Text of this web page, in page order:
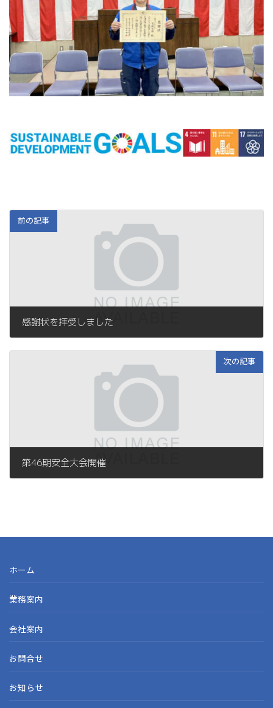
前の記事
感謝状を拝受しました
次の記事
第46期安全大会開催
ホーム
業務案内
会社案内
お問合せ
お知らせ